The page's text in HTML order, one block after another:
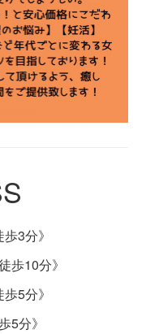
3分》
歩10分》
5分》
5分》